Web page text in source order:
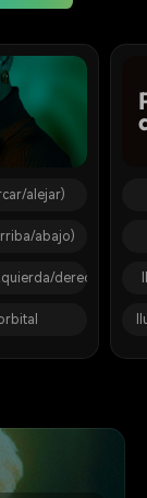
alejar)
abajo)
derecha